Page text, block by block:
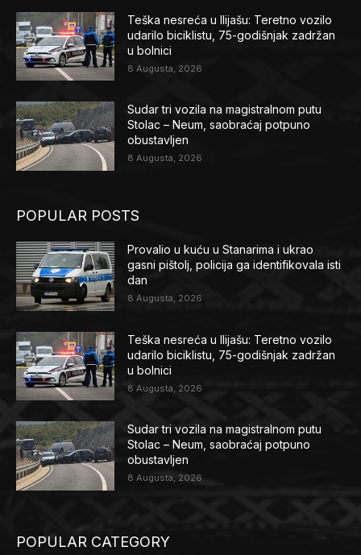
Teška nesreća u Ilijašu: Teretno vozilo
udarilo biciklistu, 75-godišnjak zadržan
u bolnici
8 Augusta, 2026
Sudar tri vozila na magistralnom putu
Stolac – Neum, saobraćaj potpuno
obustavljen
8 Augusta, 2026
POPULAR POSTS
Provalio u kuću u Stanarima i ukrao
gasni pištolj, policija ga identifikovala isti
dan
8 Augusta, 2026
Teška nesreća u Ilijašu: Teretno vozilo
udarilo biciklistu, 75-godišnjak zadržan
u bolnici
8 Augusta, 2026
Sudar tri vozila na magistralnom putu
Stolac – Neum, saobraćaj potpuno
obustavljen
8 Augusta, 2026
POPULAR CATEGORY